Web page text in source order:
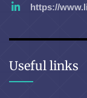
https://
Useful links